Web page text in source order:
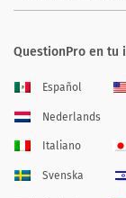
QuestionPro en tu
Español
Nederlands
Italiano
Svenska